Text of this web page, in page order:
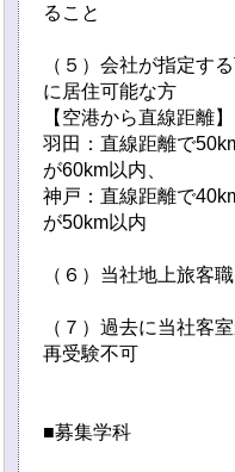
ること
（５）会社が指定す
に居住可能な方
【空港から直線距離】
羽田：直線距離で
が60km以内、
神戸：直線距離で
が50km以内
（６）当社地上旅客
（７）過去に当社客
再受験不可
■募集学科